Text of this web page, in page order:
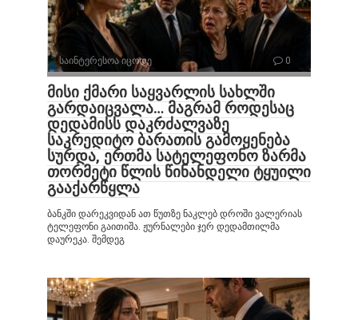
საინტერესოა იცოდე 0
მისი ქმარი საყვარლის სახლში
გარდაიცვალა… მაგრამ როდესაც
დედამისს დაკრძალვაზე
საკრედიტო ბარათის გამოყენება
სურდა, ერთმა სატელეფონო ზარმა
თორმეტი წლის წინანდელი ტყუილი
გააქარწყლა
ბანკში დარეკვიდან ათ წუთზე ნაკლებ დროში ვალერიას
ტელეფონი გაითიშა. ჟურნალები ჯერ დედამთილმა
დაურეკა. შემდეგ